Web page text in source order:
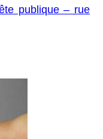
publique – rue